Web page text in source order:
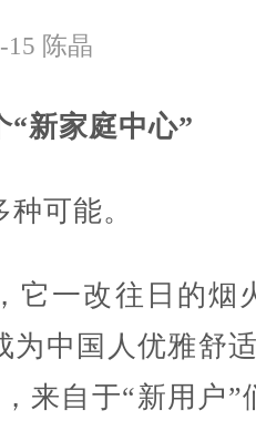
15 陈晶
“新家庭中心”
可能。
一改往日的烟
为中国人优雅舒
来自于“新用户”